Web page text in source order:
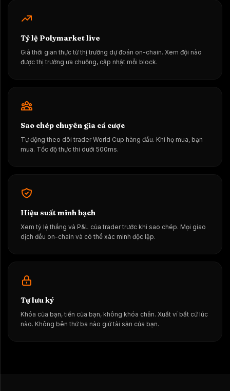
Tỷ lệ Polymarket live
Giá thời gian thực từ thị trường dự đoán on-chain. Xem đội nào
được thị trường ưa chuộng, cập nhật mỗi block.
Sao chép chuyên gia cá cược
Tự động theo dõi trader World Cup hàng đầu. Khi họ mua, bạn
mua. Tốc độ thực thi dưới 500ms.
Hiệu suất minh bạch
Xem tỷ lệ thắng và P&L của trader trước khi sao chép. Mọi giao
dịch đều on-chain và có thể xác minh độc lập.
Tự lưu ký
Khóa của bạn, tiền của bạn, không khóa chân. Xuất ví bất cứ lúc
nào. Không bên thứ ba nào giữ tài sản của bạn.